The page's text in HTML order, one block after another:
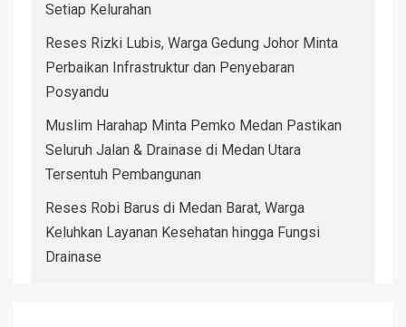
Setiap Kelurahan
Reses Rizki Lubis, Warga Gedung Johor Minta
Perbaikan Infrastruktur dan Penyebaran
Posyandu
Muslim Harahap Minta Pemko Medan Pastikan
Seluruh Jalan & Drainase di Medan Utara
Tersentuh Pembangunan
Reses Robi Barus di Medan Barat, Warga
Keluhkan Layanan Kesehatan hingga Fungsi
Drainase